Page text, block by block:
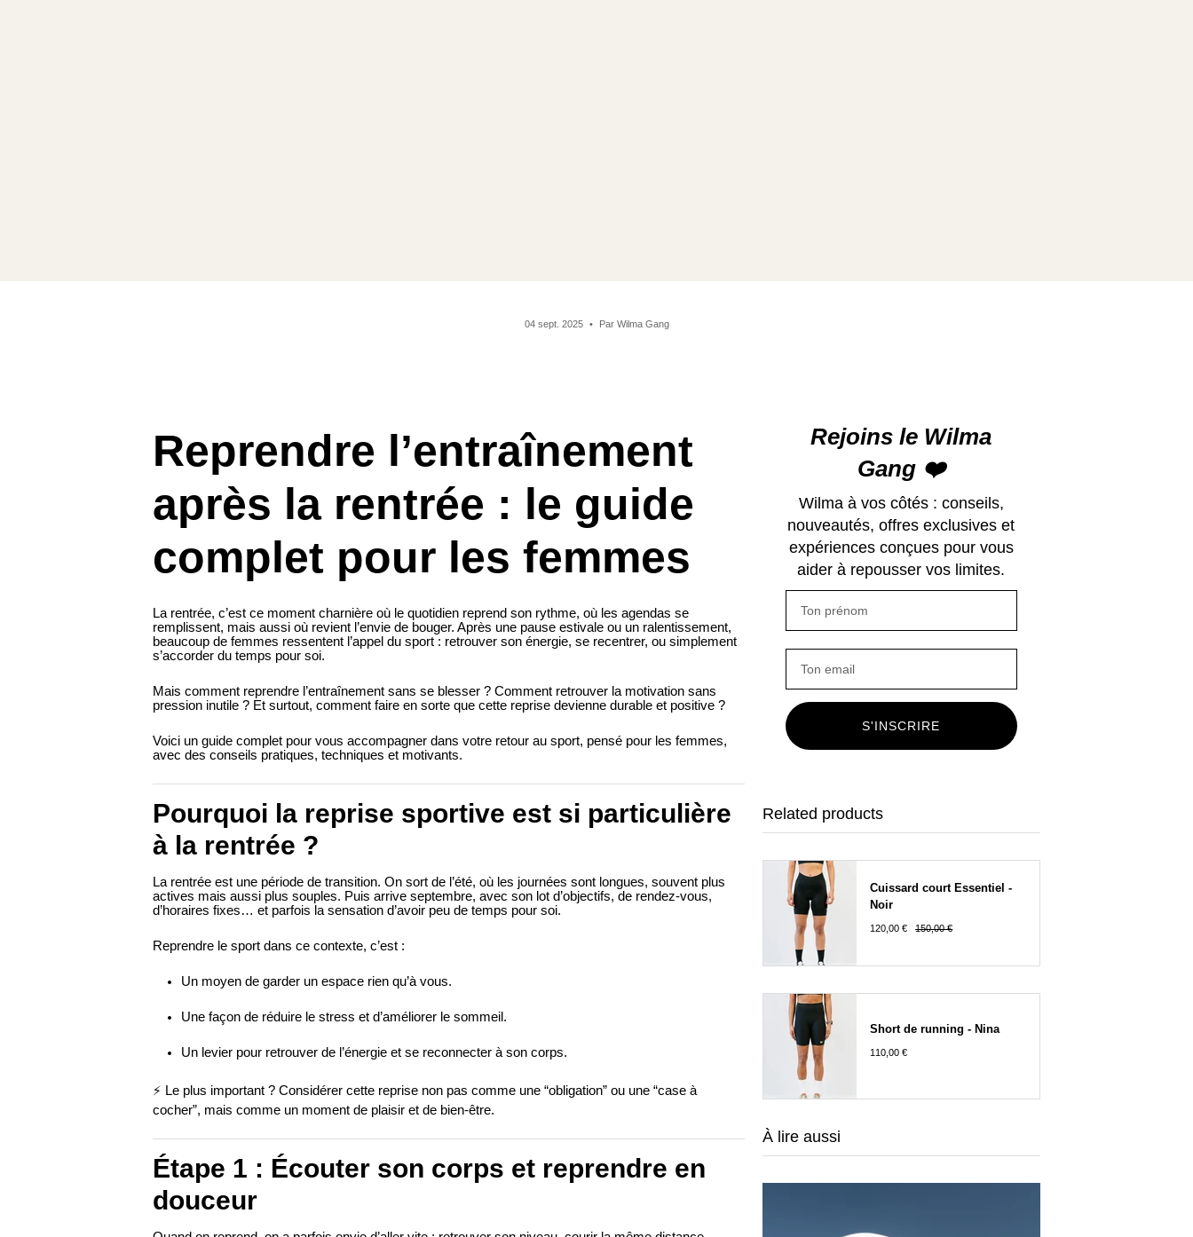
04 sept. 2025 Par Wilma Gang
Reprendre l’entraînement
après la rentrée : le guide
complet pour les femmes
La rentrée, c’est ce moment charnière où le quotidien reprend son rythme, où les agendas se
remplissent, mais aussi où revient l’envie de bouger. Après une pause estivale ou un ralentissement,
beaucoup de femmes ressentent l’appel du sport : retrouver son énergie, se recentrer, ou simplement
s’accorder du temps pour soi.
Mais comment reprendre l’entraînement sans se blesser ? Comment retrouver la motivation sans
pression inutile ? Et surtout, comment faire en sorte que cette reprise devienne durable et positive ?
Voici un guide complet pour vous accompagner dans votre retour au sport, pensé pour les femmes,
avec des conseils pratiques, techniques et motivants.
Pourquoi la reprise sportive est si particulière
à la rentrée ?
La rentrée est une période de transition. On sort de l’été, où les journées sont longues, souvent plus
actives mais aussi plus souples. Puis arrive septembre, avec son lot d’objectifs, de rendez-vous,
d’horaires fixes… et parfois la sensation d’avoir peu de temps pour soi.
Reprendre le sport dans ce contexte, c’est :
Un moyen de garder un espace rien qu’à vous.
Une façon de réduire le stress et d’améliorer le sommeil.
Un levier pour retrouver de l’énergie et se reconnecter à son corps.
⚡ Le plus important ? Considérer cette reprise non pas comme une “obligation” ou une “case à
cocher”, mais comme un moment de plaisir et de bien-être.
Étape 1 : Écouter son corps et reprendre en
douceur
Rejoins le Wilma
Gang ❤️
Wilma à vos côtés : conseils,
nouveautés, offres exclusives et
expériences conçues pour vous
aider à repousser vos limites.
S'INSCRIRE
Related products
Cuissard court Essentiel -
Noir
120,00 € 150,00 €
Short de running - Nina
110,00 €
À lire aussi